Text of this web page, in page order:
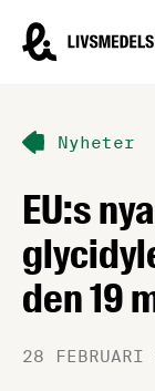
Nyheter
EU:s
den 19
28 FEBRUARI